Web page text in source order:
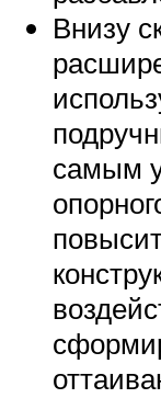
Внизу
самым